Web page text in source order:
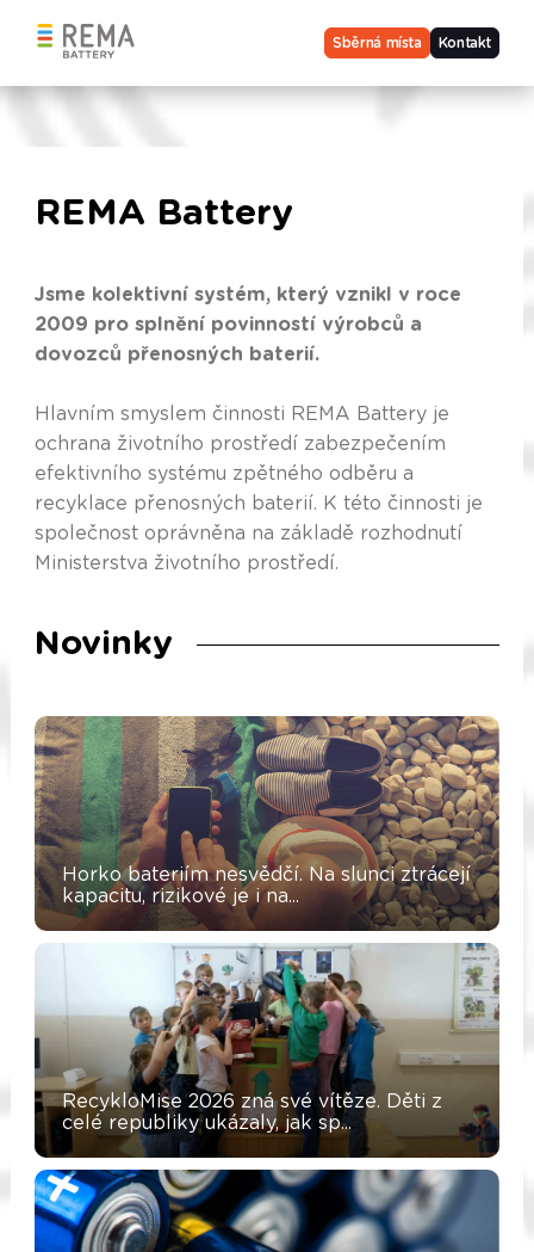
Sběrná místa Kontakt
REMA Battery
Jsme kolektivní systém, který vznikl v roce
2009 pro splnění povinností výrobců a
dovozců přenosných baterií.
Hlavním smyslem činnosti REMA Battery je
ochrana životního prostředí zabezpečením
efektivního systému zpětného odběru a
recyklace přenosných baterií. K této činnosti je
společnost oprávněna na základě rozhodnutí
Ministerstva životního prostředí.
Novinky
Horko bateriím nesvědčí. Na slunci ztrácejí
kapacitu, rizikové je i na...
RecykloMise 2026 zná své vítěze. Děti z
celé republiky ukázaly, jak sp...